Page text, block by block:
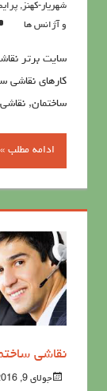
شهریار-کهنز,
و آژانس ها
سايت برتر
کارهای نقاشی
ساختمان, نقاشی
ادامه مطلب »
نقاشی
جولای 9, 2016